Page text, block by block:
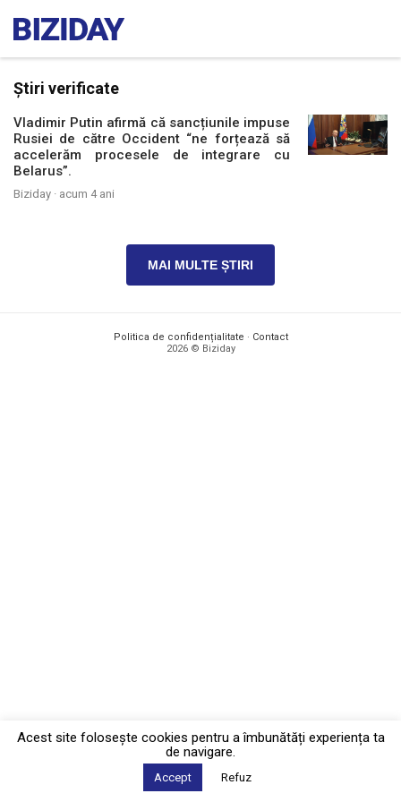
Știri verificate
Vladimir Putin afirmă că sancțiunile impuse
Rusiei de către Occident “ne forțează să
accelerăm procesele de integrare cu
Belarus”.
Biziday · acum 4 ani
MAI MULTE ȘTIRI
Politica de confidențialitate · Contact
2026 © Biziday
Acest site foloseşte cookies pentru a îmbunătăți experiența ta
de navigare.
Accept Refuz